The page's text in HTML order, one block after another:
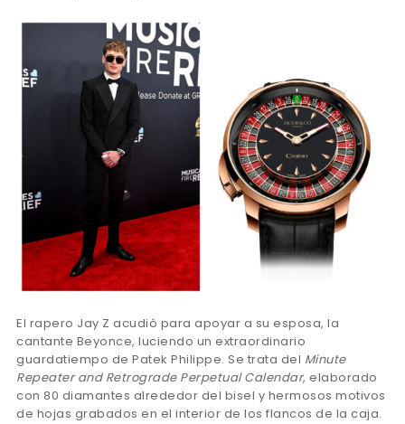
El rapero Jay Z acudió para apoyar a su esposa, la
cantante Beyonce, luciendo un extraordinario
guardatiempo de Patek Philippe. Se trata del Minute
Repeater and Retrograde Perpetual Calendar, elaborado
con 80 diamantes alrededor del bisel y hermosos motivos
de hojas grabados en el interior de los flancos de la caja.